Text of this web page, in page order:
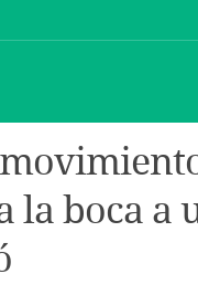
la boca a